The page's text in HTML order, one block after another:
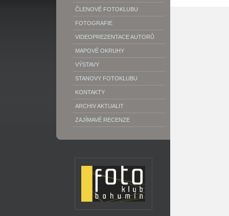
ČLENOVÉ FOTOKLUBU
FOTOGRAFIE
VIDEOPREZENTACE AUTORŮ
MAPOVÉ OKRUHY
VÝSTAVY
STANOVY FOTOKLUBU
KONTAKTY
ARCHIV AKTUALIT
ZAJÍMAVÉ RECENZE